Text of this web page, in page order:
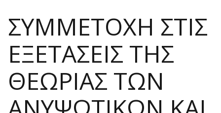
ΣΥΜΜΕΤΟΧΗ ΣΤΙΣ
ΕΞΕΤΑΣΕΙΣ ΤΗΣ
ΘΕΩΡΙΑΣ ΤΩΝ